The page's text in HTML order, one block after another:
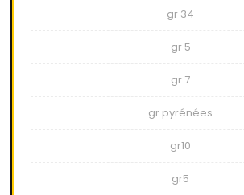
gr 34
gr 5
gr 7
gr pyrénées
gr10
gr5